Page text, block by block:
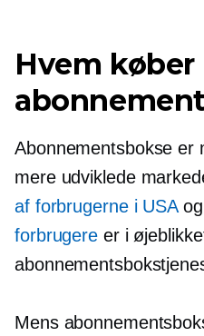
Hvem køber
Abonnementsbokse er
mere udviklede
af forbrugerne i USAog
forbrugere er i
Mens